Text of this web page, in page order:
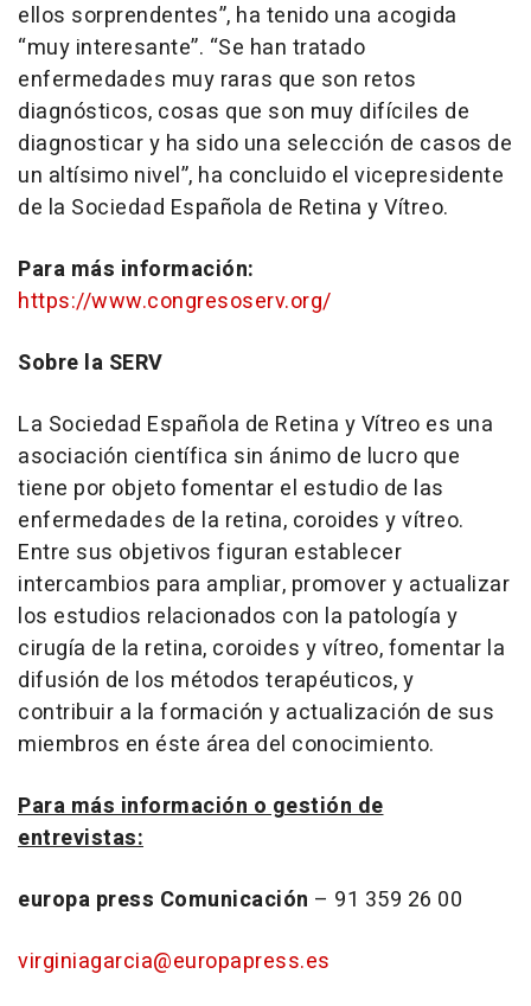
ellos sorprendentes”, ha tenido una acogida
“muy interesante”. “Se han tratado
enfermedades muy raras que son retos
diagnósticos, cosas que son muy difíciles de
diagnosticar y ha sido una selección de casos de
un altísimo nivel”, ha concluido el vicepresidente
de la Sociedad Española de Retina y Vítreo.
Para más información:
https://www.congresoserv.org/
Sobre la SERV
La Sociedad Española de Retina y Vítreo es una
asociación científica sin ánimo de lucro que
tiene por objeto fomentar el estudio de las
enfermedades de la retina, coroides y vítreo.
Entre sus objetivos figuran establecer
intercambios para ampliar, promover y actualizar
los estudios relacionados con la patología y
cirugía de la retina, coroides y vítreo, fomentar la
difusión de los métodos terapéuticos, y
contribuir a la formación y actualización de sus
miembros en éste área del conocimiento.
Para más información o gestión de
entrevistas:
europa press Comunicación – 91 359 26 00
virginiagarcia@europapress.es